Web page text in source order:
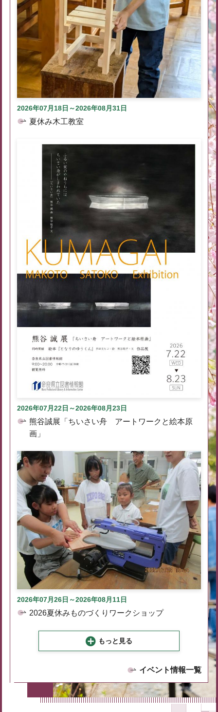
2026年07月18日～2026年08月31日
夏休み木工教室
2026年07月22日～2026年08月23日
熊谷誠展「ちいさい舟 アートワークと絵本原
画」
2026年07月26日～2026年08月11日
2026夏休みものづくりワークショップ
もっと見る
イベント情報一覧